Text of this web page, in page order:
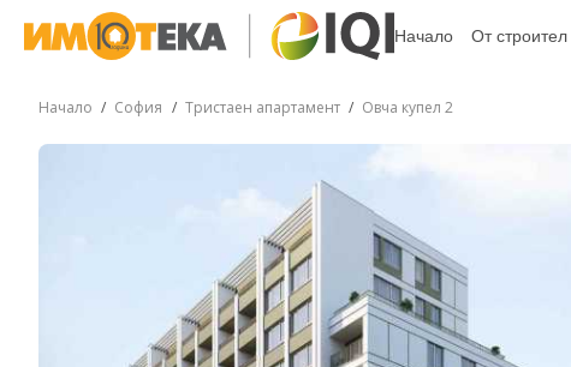
Начало От строител
Начало София Тристаен апартамент Овча купел 2